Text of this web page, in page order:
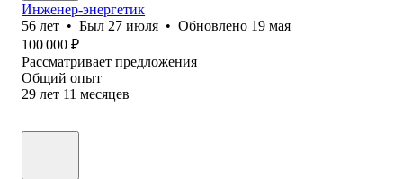
Инженер-энергетик
56 лет • Был 27 июля • Обновлено 19 мая
100 000 ₽
Рассматривает предложения
Общий опыт
29 лет 11 месяцев